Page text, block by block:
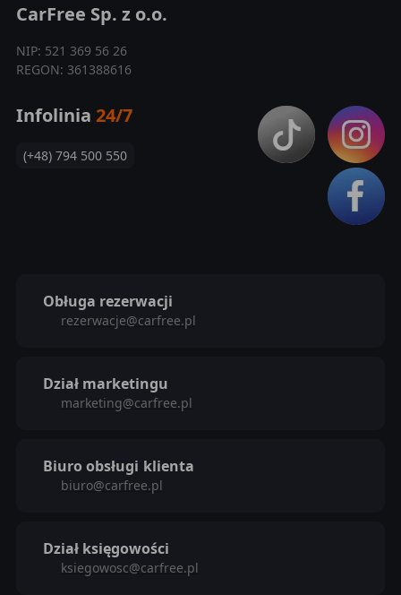
CarFree Sp. z o.o.
NIP: 521 369 56 26
REGON: 361388616
Infolinia 24/7
(+48) 794 500 550
Obługa rezerwacji
rezerwacje@carfree.pl
Dział marketingu
marketing@carfree.pl
Biuro obsługi klienta
biuro@carfree.pl
Dział księgowości
ksiegowosc@carfree.pl